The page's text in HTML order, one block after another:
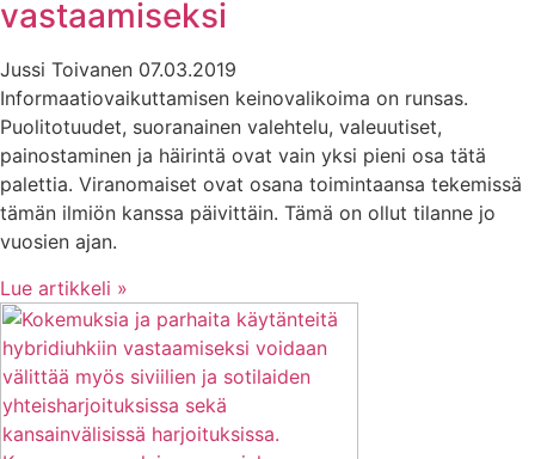
vastaamiseksi
Jussi Toivanen 07.03.2019
Informaatiovaikuttamisen keinovalikoima on runsas.
Puolitotuudet, suoranainen valehtelu, valeuutiset,
painostaminen ja häirintä ovat vain yksi pieni osa tätä
palettia. Viranomaiset ovat osana toimintaansa tekemissä
tämän ilmiön kanssa päivittäin. Tämä on ollut tilanne jo
vuosien ajan.
Lue artikkeli »